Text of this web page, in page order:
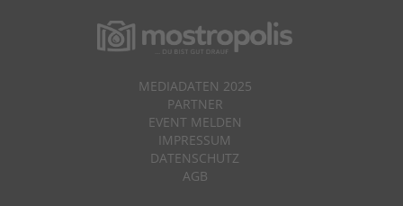
MEDIADATEN 2025
PARTNER
EVENT MELDEN
IMPRESSUM
DATENSCHUTZ
AGB